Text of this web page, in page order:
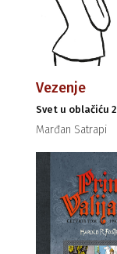
Vezenje
Svet u oblačiću 2
Marđan Satrapi